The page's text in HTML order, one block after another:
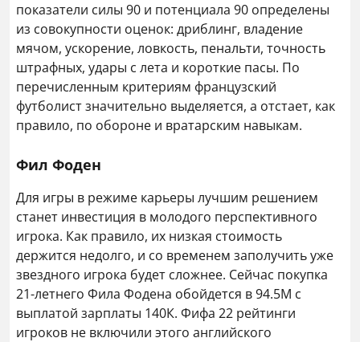
показатели силы 90 и потенциала 90 определены
из совокупности оценок: дриблинг, владение
мячом, ускорение, ловкость, пенальти, точность
штрафных, удары с лета и короткие пасы. По
перечисленным критериям французский
футболист значительно выделяется, а отстает, как
правило, по обороне и вратарским навыкам.
Фил Фоден
Для игры в режиме карьеры лучшим решением
станет инвестиция в молодого перспективного
игрока. Как правило, их низкая стоимость
держится недолго, и со временем заполучить уже
звездного игрока будет сложнее. Сейчас покупка
21-летнего Фила Фодена обойдется в 94.5М с
выплатой зарплаты 140К. Фифа 22 рейтинги
игроков не включили этого английского